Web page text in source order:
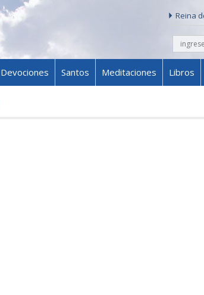
Reina
buscar
Skip to content
Devociones Santos Meditaciones Libros